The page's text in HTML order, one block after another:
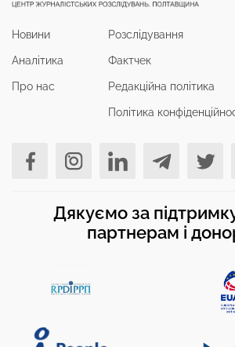
Новини
Аналітика
Про нас
Розслідування
Фактчек
Редакційна політика
Політика
Дякуємо за
партнерам і